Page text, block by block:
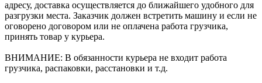
адресу, доставка осуществляется до ближайшего удобного для
разгрузки места. Заказчик должен встретить машину и если не
оговорено договором или не оплачена работа грузчика,
принять товар у курьера.
ВНИМАНИЕ: В обязанности курьера не входит работа
грузчика, распаковки, расстановки и т.д.